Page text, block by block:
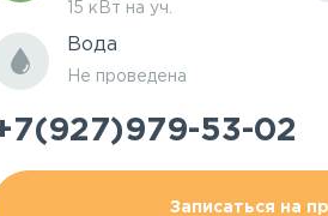
15 кВт на уч.
Вода
Не проведена
53-02
Записаться на